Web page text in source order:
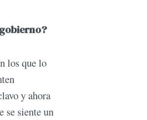
los que lo
y ahora
se siente un